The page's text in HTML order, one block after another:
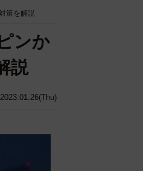
策を解説
2023.01.26(Thu)
ンか
説